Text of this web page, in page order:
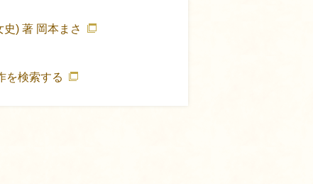
史) 著 岡本まさ
を検索する